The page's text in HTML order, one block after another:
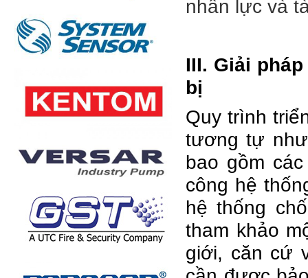
nhân lực và
III. Giải
bị
Quy trình
tương tự
bao gồm
công hệ
hệ thống
tham khảo
giới, căn cứ